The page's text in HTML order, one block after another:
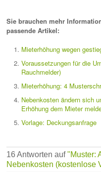
Sie brauchen mehr
passende Artikel:
Mieterhöhung wegen
Voraussetzungen für die
Rauchmelder)
Mieterhöhung: 4
Nebenkosten ändern sich
Erhöhung dem Mieter
Vorlage: Deckungsanfrage
16 Antworten auf"Muster:
Nebenkosten (kostenlose